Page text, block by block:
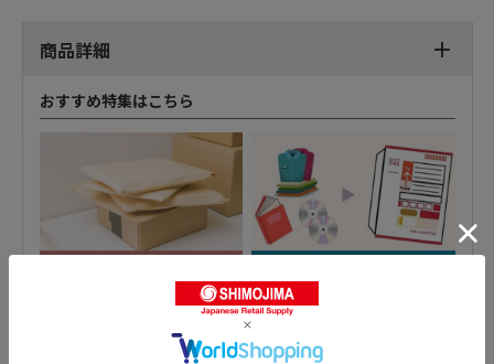
商品詳細
おすすめ特集はこちら